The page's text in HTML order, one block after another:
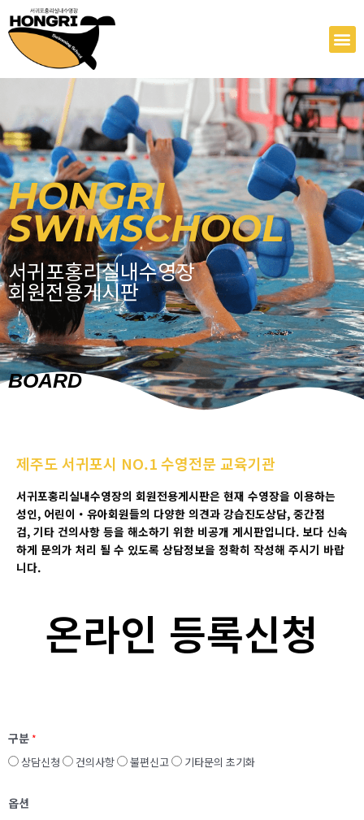
텐
건
기
HONGRI
SWIMSCHOOL
서귀포홍리실내수영장
회원전용게시판
BOARD
제주도 서귀포시 NO.1 수영전문 교육기관
서귀포홍리실내수영장의 회원전용게시판은 현재 수영장을 이용하는
성인, 어린이 ・ 유아회원들의 다양한 의견과 강습진도상담, 중간점
검, 기타 건의사항 등을 해소하기 위한 비공개 게시판입니다. 보다 신속
하게 문의가 처리 될 수 있도록 상담정보을 정확히 작성해 주시기 바랍
니다.
온라인 등록신청
구분 *
상담신청 건의사항 불편신고 기타문의 초기화
옵션